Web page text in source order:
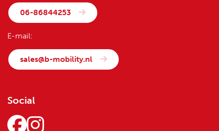
06-86844253
E-mail:
sales@b-mobility.nl
Social